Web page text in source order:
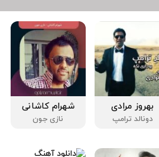
بهروز مرادی
دونالد ترامپ
شهرام کاشانی
نازی جون